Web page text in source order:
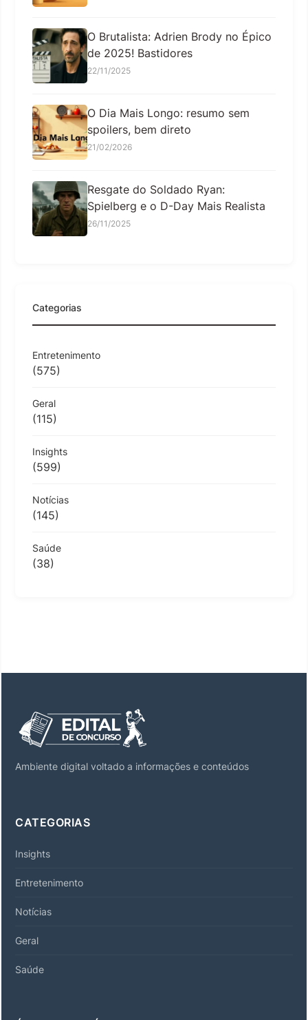
O Brutalista: Adrien Brody no Épico
de 2025! Bastidores
22/11/2025
O Dia Mais Longo: resumo sem
spoilers, bem direto
21/02/2026
Resgate do Soldado Ryan:
Spielberg e o D-Day Mais Realista
26/11/2025
Categorias
Entretenimento
(575)
Geral
(115)
Insights
(599)
Notícias
(145)
Saúde
(38)
Ambiente digital voltado a informações e conteúdos
CATEGORIAS
Insights
Entretenimento
Notícias
Geral
Saúde